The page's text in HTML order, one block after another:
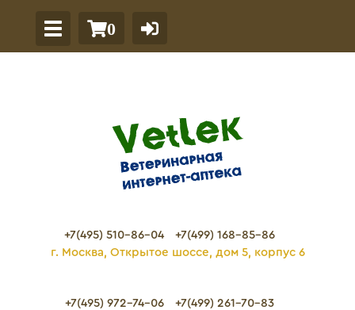
0
+7(495) 510-86-04
+7(499) 168-85-86
г. Москва, Открытое шоссе, дом 5, корпус 6
+7(495) 972-74-06
+7(499) 261-70-83